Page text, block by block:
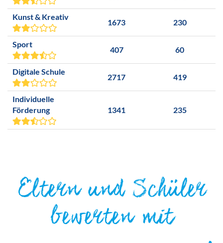
Kunst & Kreativ
1673 230
Sport
407 60
Digitale Schule
2717 419
Individuelle
Förderung
1341 235
Eltern und Schüler
bewerten mit